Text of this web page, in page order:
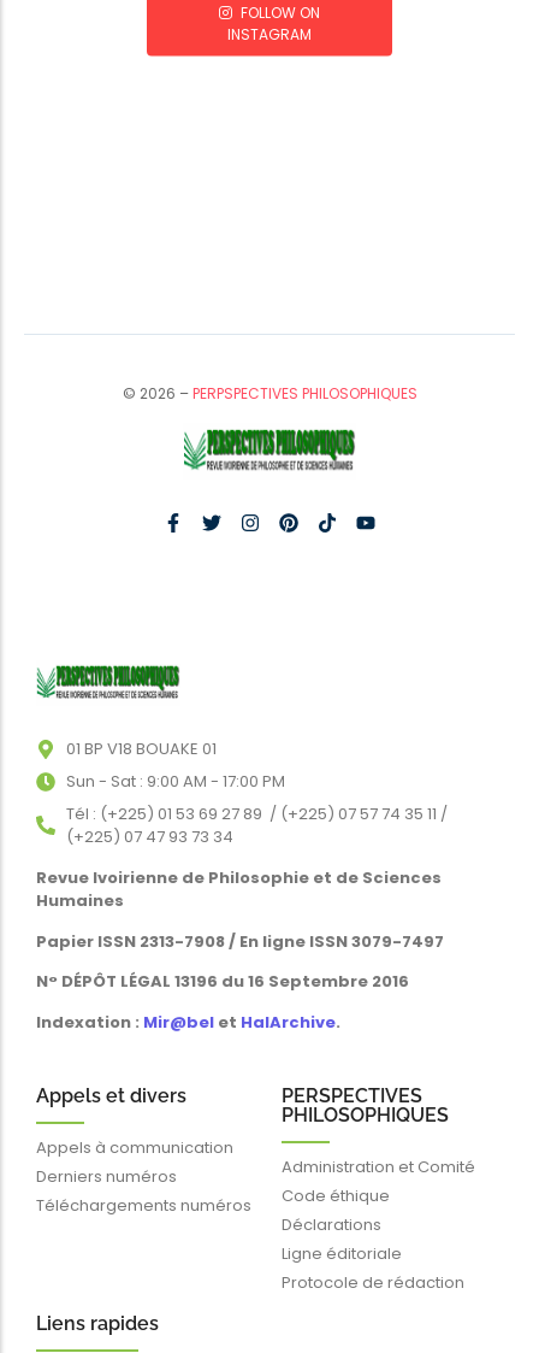
FOLLOW ON
INSTAGRAM
© 2026 –PERPSPECTIVES PHILOSOPHIQUES
01 BP V18 BOUAKE 01
Sun - Sat : 9:00 AM - 17:00 PM
Tél : (+225) 01 53 69 27 89 / (+225) 07 57 74 35 11 /
(+225) 07 47 93 73 34
Revue Ivoirienne de Philosophie et de Sciences
Humaines
Papier ISSN 2313-7908 / En ligne ISSN 3079-7497
N° DÉPÔT LÉGAL 13196 du 16 Septembre 2016
Indexation : Mir@bel et HalArchive.
Appels et divers
Appels à communication
Derniers numéros
Téléchargements numéros
PERSPECTIVES
PHILOSOPHIQUES
Administration et Comité
Code éthique
Déclarations
Ligne éditoriale
Protocole de rédaction
Liens rapides